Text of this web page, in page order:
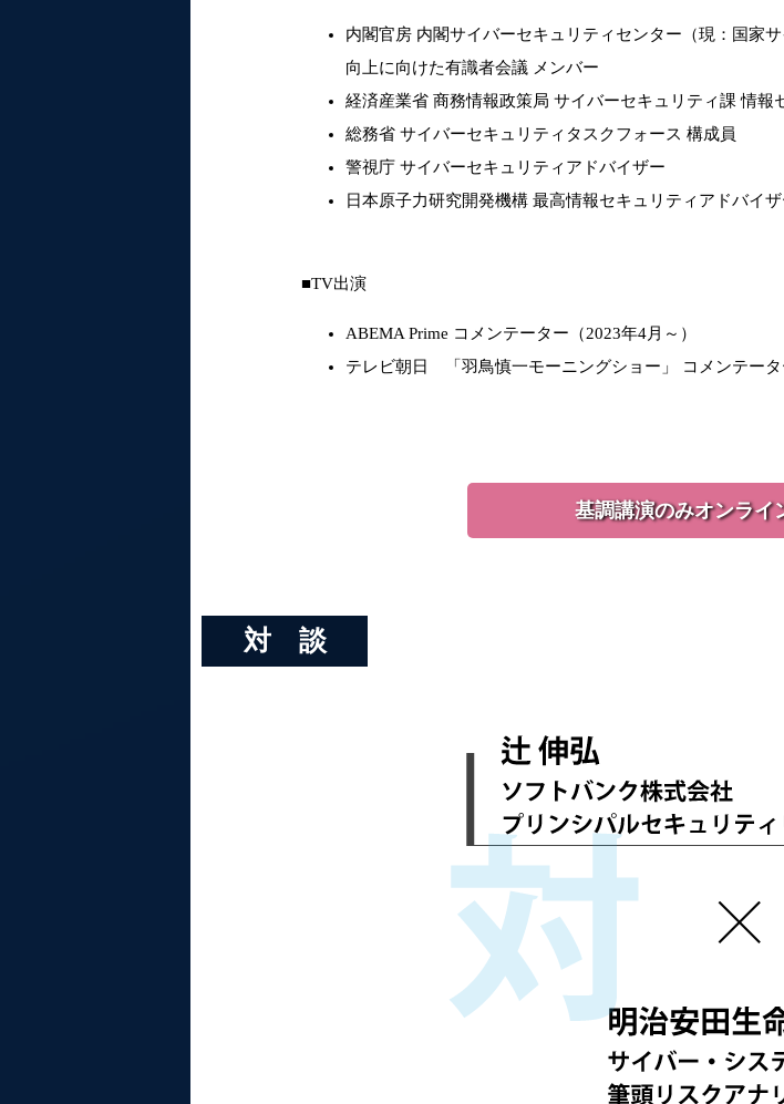
内閣官房 内閣サイバーセキュリティセンター（現：国家
向上に向けた有識者会議 メンバー
経済産業省 商務情報政策局 サイバーセキュリティ課 情報
総務省 サイバーセキュリティタスクフォース 構成員
警視庁 サイバーセキュリティアドバイザー
日本原子力研究開発機構 最高情報セキュリティアドバイ
■TV出演
ABEMA Prime コメンテーター（2023年4月～）
テレビ朝日 「羽鳥慎一モーニングショー」 コメンテータ
基調講演のみオンライ
対 談